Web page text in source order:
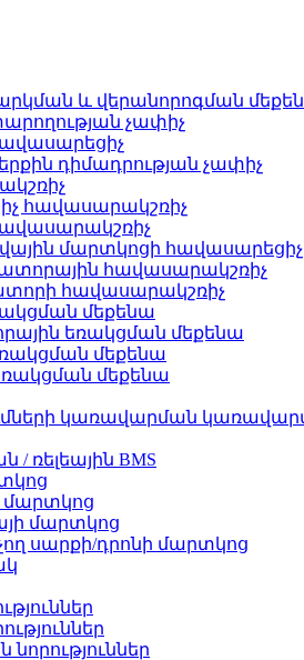
և վերանորոգման
չափիչ
դիմադրության չափիչ
հավասարակշռիչ
մարտկոցի հավասարեցիչ
հավասարակշռիչ
հավասարակշռիչ
մեքենա
եռակցման մեքենա
մեքենա
մեքենա
կառավարման
/ ռելեային BMS
մարտկոց
սարքի/դրոնի մարտկոց